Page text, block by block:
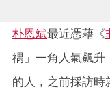
朴恩斌最近憑藉《
禑」一角人氣飆升
的人，之前採訪